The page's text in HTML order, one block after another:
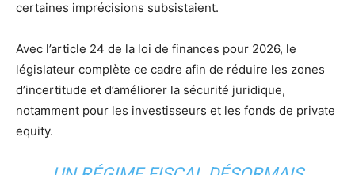
certaines imprécisions subsistaient.
Avec l’article 24 de la loi de finances pour 2026, le
législateur complète ce cadre afin de réduire les zones
d’incertitude et d’améliorer la sécurité juridique,
notamment pour les investisseurs et les fonds de private
equity.